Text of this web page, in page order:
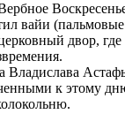
вайи
двор,
к этому